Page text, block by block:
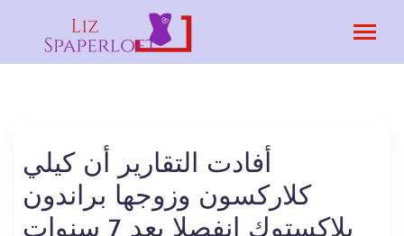
أفادت التقارير أن كيلي
كلاركسون وزوجها براندون
بلاكستوك انفصلا بعد 7 سنوات